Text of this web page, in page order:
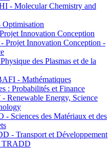
- Molecular Chemistry and
Innovation Conception
Projet Innovation Conception -
des Plasmas et de la
- Mathématiques
: Probabilités et Finance
Renewable Energy, Science
- Sciences des Matériaux et des
- Transport et Développement
TRADD